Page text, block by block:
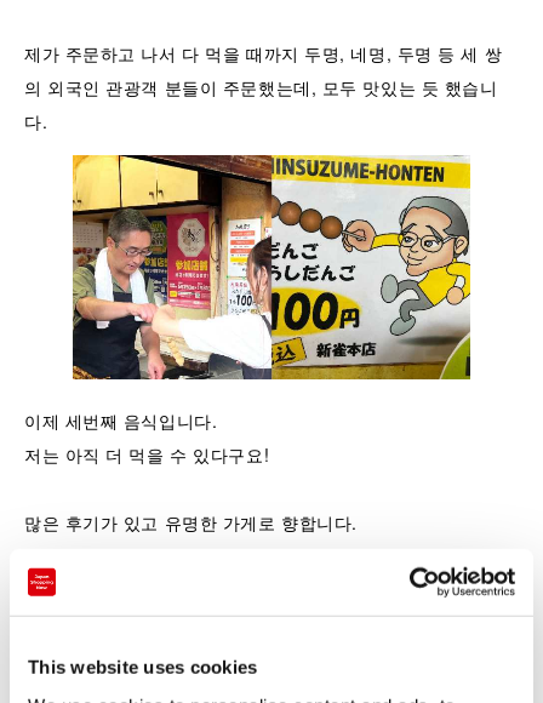
This website uses cookies
제가 주문하고 나서 다 먹을 때까지 두명, 네명, 두명 등 세 쌍
의 외국인 관광객 분들이 주문했는데, 모두 맛있는 듯 했습니
다.
이제 세번째 음식입니다.
저는 아직 더 먹을 수 있다구요!
많은 후기가 있고 유명한 가게로 향합니다.
아저씨가 혼자서 경단을 굽고 양념을 해서 건네줍니다.
겉모습은 소박하지만 적당한 탄력의 경단과 미타라시 or 콩가